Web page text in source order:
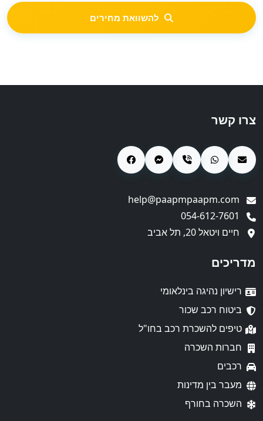
להשוואת מחירים
צרו קשר
חיים ויטאל 20, תל אביב
מדריכים
רישיון נהיגה בינלאומי
ביטוח רכב שכור
טיפים להשכרת רכב בחו"ל
חברות השכרה
רכבים
מעבר בין מדינות
השכרה בחורף